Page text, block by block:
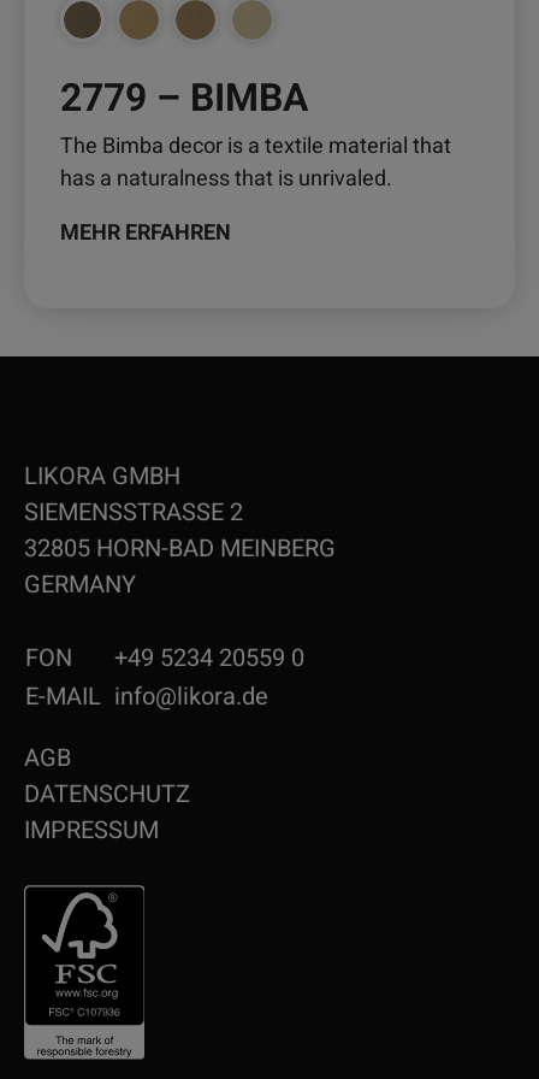
2779 – BIMBA
The Bimba decor is a textile material that
has a naturalness that is unrivaled.
MEHR ERFAHREN
LIKORA GMBH
SIEMENSSTRASSE 2
32805 HORN-BAD MEINBERG
GERMANY
FON
+49 5234 20559 0
E-MAIL info@likora.de
AGB
DATENSCHUTZ
IMPRESSUM